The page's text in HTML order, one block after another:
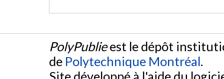
PolyPublieest le dépôt
de Polytechnique Montréal.